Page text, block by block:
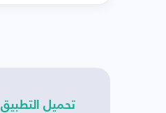
تحميل التطبيق